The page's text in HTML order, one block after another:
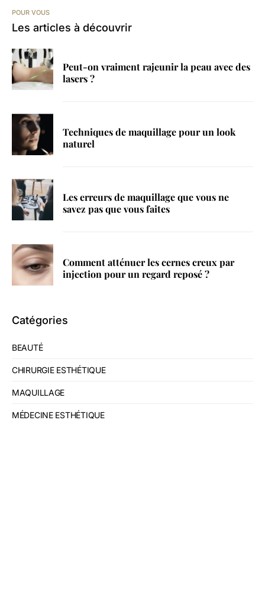
POUR VOUS
Les articles à découvrir
Peut-on vraiment rajeunir la peau avec des
lasers ?
Techniques de maquillage pour un look
naturel
Les erreurs de maquillage que vous ne
savez pas que vous faites
Comment atténuer les cernes creux par
injection pour un regard reposé ?
Catégories
BEAUTÉ
CHIRURGIE ESTHÉTIQUE
MAQUILLAGE
MÉDECINE ESTHÉTIQUE